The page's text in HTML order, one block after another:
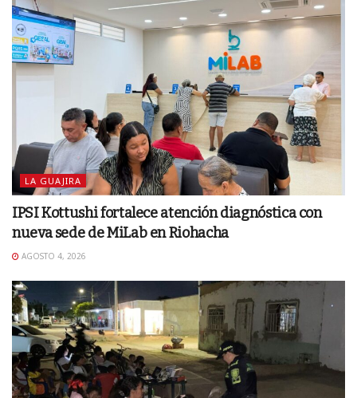
LA GUAJIRA
IPSI Kottushi fortalece atención diagnóstica con
nueva sede de MiLab en Riohacha
AGOSTO 4, 2026